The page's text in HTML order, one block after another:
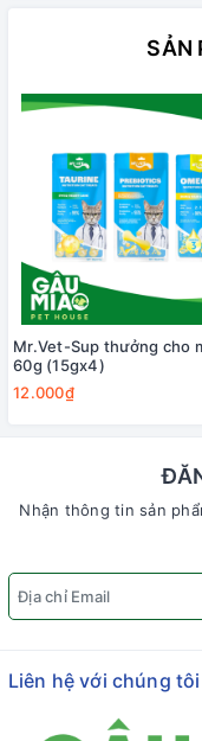
SẢN
Mr.Vet-Sup thưởng cho
60g (15gx4)
12.000₫
Nhận thông tin sản
Liên hệ với chúng tôi